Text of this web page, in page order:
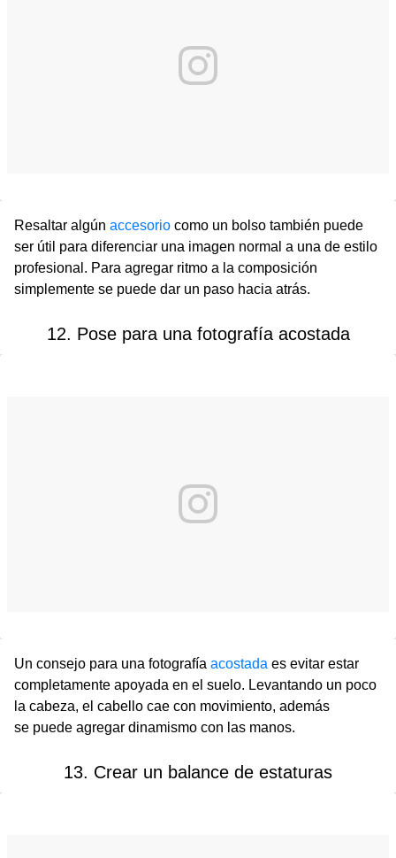
Resaltar algún accesorio como un bolso también puede
ser útil para diferenciar una imagen normal a una de estilo
profesional. Para agregar ritmo a la composición
simplemente se puede dar un paso hacia atrás.
12. Pose para una fotografía acostada
Un consejo para una fotografía acostada es evitar estar
completamente apoyada en el suelo. Levantando un poco
la cabeza, el cabello cae con movimiento, además
se puede agregar dinamismo con las manos.
13. Crear un balance de estaturas